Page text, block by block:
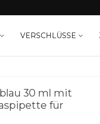
VERSCHLÜSSE
30 ml mit
für